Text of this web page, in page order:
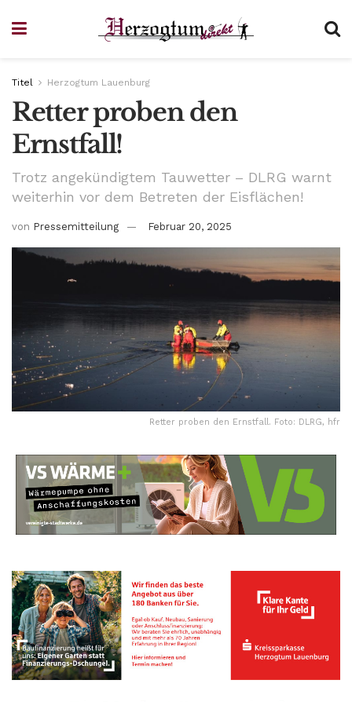
Titel Herzogtum Lauenburg
Retter proben den
Ernstfall!
Trotz angekündigtem Tauwetter – DLRG warnt
weiterhin vor dem Betreten der Eisflächen!
von Pressemitteilung Februar 20, 2025
Retter proben den Ernstfall. Foto: DLRG, hfr